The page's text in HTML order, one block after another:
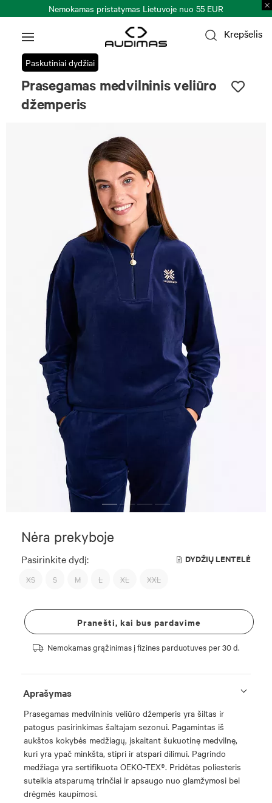
Nemokamas pristatymas Lietuvoje nuo 55 EUR
Krepšelis
Paskutiniai dydžiai
Prasegamas medvilninis veliūro
džemperis
Nėra prekyboje
Pasirinkite dydį: DYDŽIŲ LENTELĖ
XS S M L XL XXL
Pranešti, kai bus pardavime
Nemokamas grąžinimas į fizines parduotuves per 30 d.
Aprašymas
Prasegamas medvilninis veliūro džemperis yra šiltas ir
patogus pasirinkimas šaltajam sezonui. Pagamintas iš
aukštos kokybės medžiagų, įskaitant šukuotinę medvilnę,
kuri yra ypač minkšta, stipri ir atspari dilimui. Pagrindo
medžiaga yra sertifikuota OEKO-TEX®. Pridėtas poliesteris
suteikia atsparumą trinčiai ir apsaugo nuo glamžymosi bei
drėgmės kaupimosi.